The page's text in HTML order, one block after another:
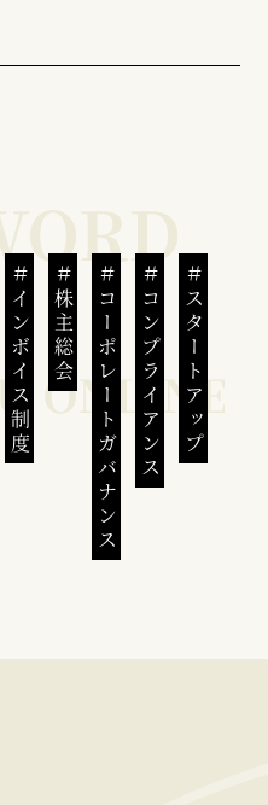
インボイス制度 株主総会 コーポレートガバナンスコンプライアンススタートアップ